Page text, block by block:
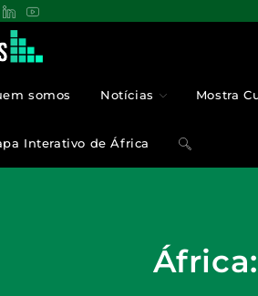
somos Notícias Mostra
Interativo de África